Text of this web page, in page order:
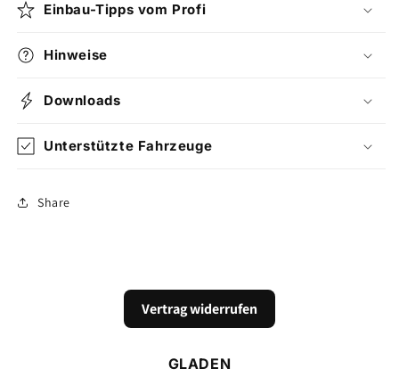
Einbau-Tipps vom Profi
Hinweise
Downloads
Unterstützte Fahrzeuge
Share
Vertrag widerrufen
GLADEN